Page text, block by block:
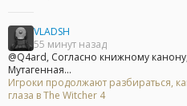
VLADSH
55 минут назад
@Q4ard, Согласно книжному
Мутагенная...
Игроки продолжают разбираться,
глаза в The Witcher 4